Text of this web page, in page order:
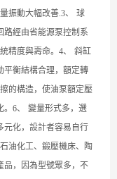
振動大幅改善.3、
球
路經由省能源泵控制系
精度與壽命。 4、
斜缸
平衡結構合理，額定轉
的構造，使油泵額定壓
6、
變量形式多，選
元化，設計者容易自行
油化工、鍛壓機床、陶
品，因為型號眾多，不